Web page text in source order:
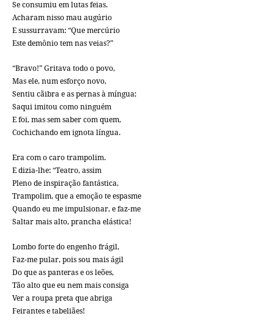
Se consumiu em lutas feias.
Acharam nisso mau augúrio
E sussurravam: “Que mercúrio
Este demônio tem nas veias?”
“Bravo!” Gritava todo o povo,
Mas ele, num esforço novo,
Sentiu cãibra e as pernas à míngua;
Saqui imitou como ninguém
E foi, mas sem saber com quem,
Cochichando em ignota língua.
Era com o caro trampolim.
E dizia-lhe: “Teatro, assim
Pleno de inspiração fantástica,
Trampolim, que a emoção te espasme
Quando eu me impulsionar, e faz-me
Saltar mais alto, prancha elástica!
Lombo forte do engenho frágil,
Faz-me pular, pois sou mais ágil
Do que as panteras e os leões,
Tão alto que eu nem mais consiga
Ver a roupa preta que abriga
Feirantes e tabeliães!